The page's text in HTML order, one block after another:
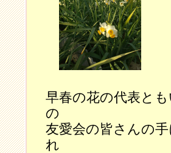
早春の花の代表と
の
友愛会の皆さんの
れ